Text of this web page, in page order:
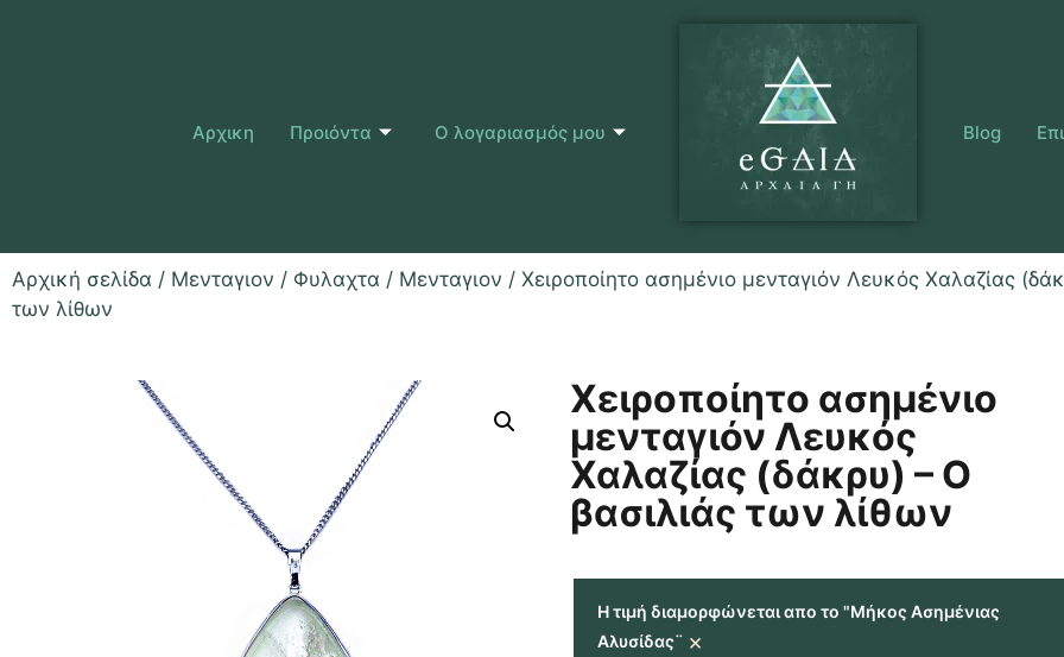
Αρχικη Προιόντα Ο λογαριασμός μου Blog
Αρχική σελίδα / Μενταγιον / Φυλαχτα / Μενταγιον / Χειροποίητο ασημένιο μενταγιόν Λευκός Χαλαζίας
των λίθων
Χειροποίητο ασημένιο
μενταγιόν Λευκός
Χαλαζίας (δάκρυ) – Ο
βασιλιάς των λίθων
Η τιμή διαμορφώνεται απο το "Μήκος Ασημένιας
Αλυσίδας¨ ×